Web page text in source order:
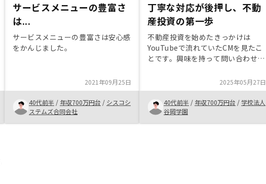
サービスメニューの豊富さ
は...
サービスメニューの豊富さは安心感
をかんじました。
2021年09月25日
40代前半 / 年収700万円台 / シスコシ
ステムズ合同会社
丁寧な対応が後押し、不動
産投資の第一歩
不動産投資を始めたきっかけは
YouTubeで流れていたCMを見たこ
とです。興味を持って問い合わせた
丁寧で、親身に相談に乗ってくださ
り、安心して話せる雰囲気がありま
した。疑問点にも分かりやすく答え
ていただき、信頼できると感じたた
めRENOSYでの購入を決めました。
2025年05月27日
40代前半 / 年収700万円台 / 学校法人
谷岡学園